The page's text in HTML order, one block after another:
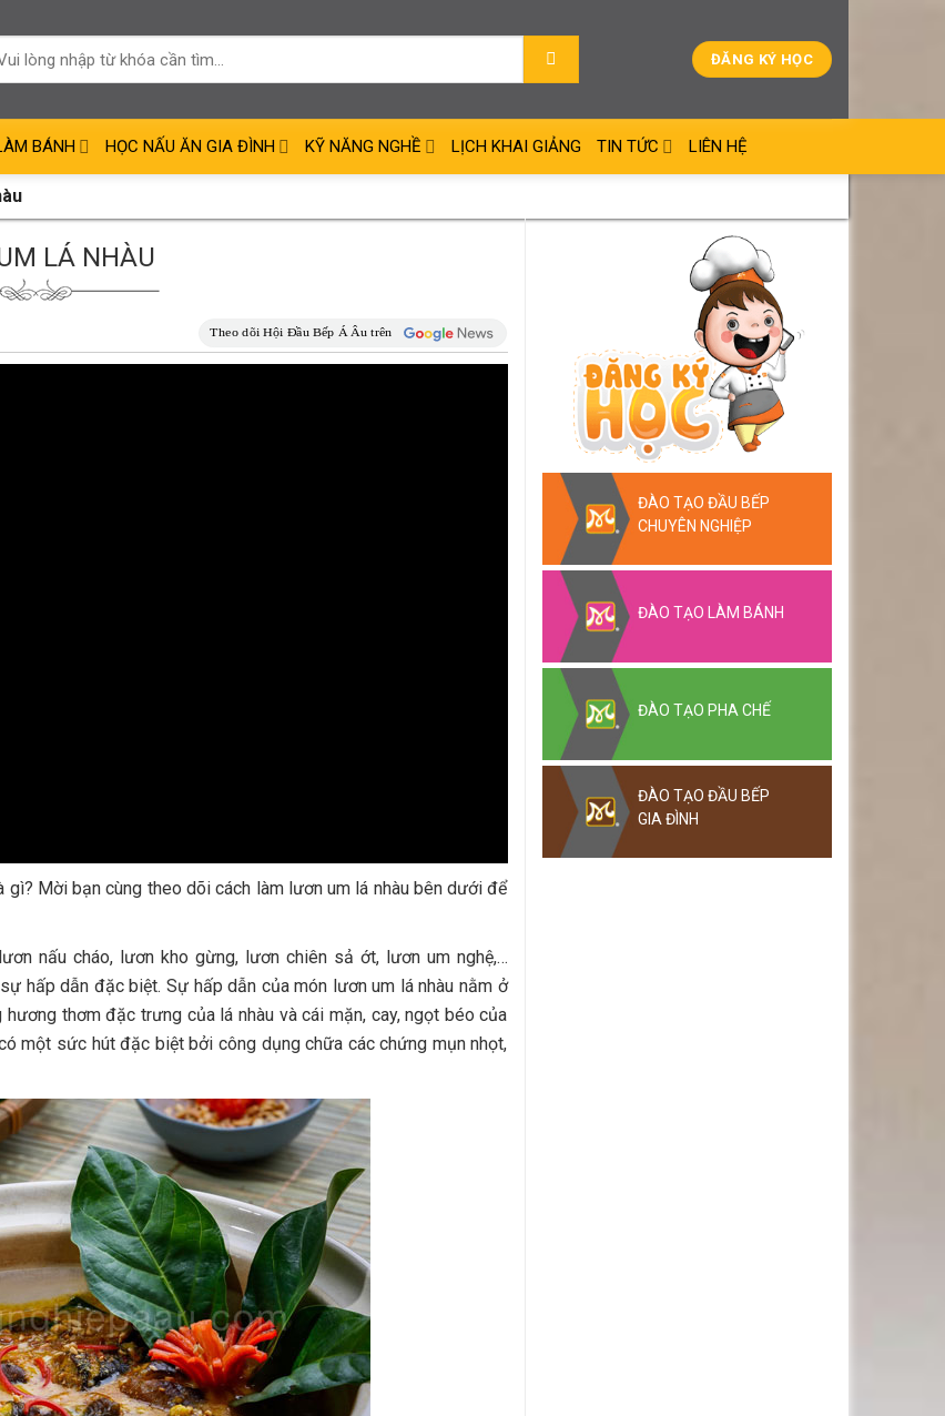
ĐĂNG KÝ HỌC
BÁNH HỌC NẤU ĂN GIA ĐÌNH KỸ NĂNG NGHỀ LỊCH KHAI GIẢNG TIN TỨC LIÊN HỆ
LÁ NHÀU
gì? Mời bạn cùng theo dõi cách làm lươn um lá nhàu bên dưới để
nấu cháo, lươn kho gừng, lươn chiên sả ớt, lươn um nghệ,…
hấp dẫn đặc biệt. Sự hấp dẫn của món lươn um lá nhàu nằm ở
thơm đặc trưng của lá nhàu và cái mặn, cay, ngọt béo của
một sức hút đặc biệt bởi công dụng chữa các chứng mụn nhọt,
ĐÀO TẠO ĐẦU BẾP
CHUYÊN NGHIỆP
ĐÀO TẠO LÀM BÁNH
ĐÀO TẠO PHA CHẾ
ĐÀO TẠO ĐẦU BẾP
GIA ĐÌNH